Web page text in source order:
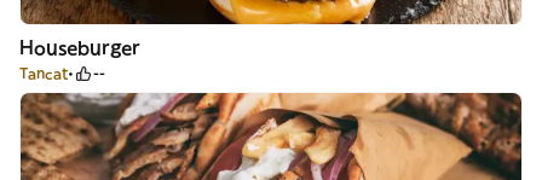
Houseburger
Tancat --